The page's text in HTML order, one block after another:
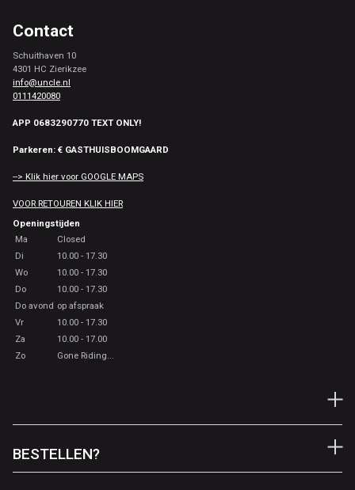
Contact
Schuithaven 10
4301 HC Zierikzee
info@uncle.nl
0111420080
APP 0683290770 TEXT ONLY!
Parkeren: € GASTHUISBOOMGAARD
--> Klik hier voor GOOGLE MAPS
VOOR RETOUREN KLIK HIER
Openingstijden
Ma
Closed
Di
10.00 - 17.30
Wo
10.00 - 17.30
Do
10.00 - 17.30
Do avond op afspraak
Vr
10.00 - 17.30
Za
10.00 - 17.00
Zo
Gone Riding...
BESTELLEN?